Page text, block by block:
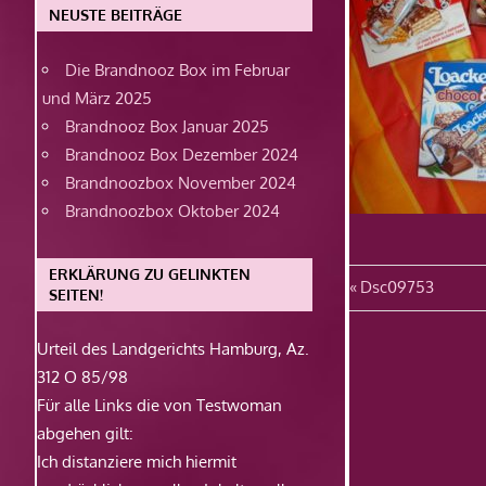
Vorheriger
Beitrag:
Dsc09753
NEUSTE BEITRÄGE
Die Brandnooz Box im Februar
und März 2025
Brandnooz Box Januar 2025
Brandnooz Box Dezember 2024
Brandnoozbox November 2024
Brandnoozbox Oktober 2024
ERKLÄRUNG ZU GELINKTEN
SEITEN!
Urteil des Landgerichts Hamburg, Az.
312 O 85/98
Für alle Links die von Testwoman
abgehen gilt:
Ich distanziere mich hiermit